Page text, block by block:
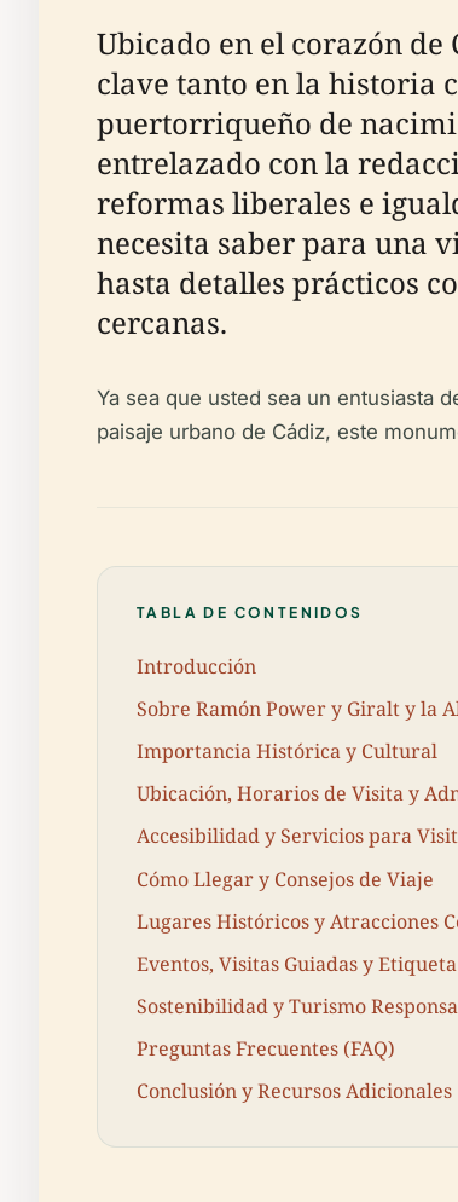
Ubicado en el corazón
clave tanto en la historia
puertorriqueño de
entrelazado con la
reformas liberales e
necesita saber para una
hasta detalles prácticos
cercanas.
Ya sea que usted sea un entusiasta
paisaje urbano de Cádiz, este
TABLA DE CONTENIDOS
Introducción
Sobre Ramón Power y Giralt y la
Importancia Histórica y Cultural
Ubicación, Horarios de Visita y
Accesibilidad y Servicios para
Cómo Llegar y Consejos de Viaje
Lugares Históricos y Atracciones
Eventos, Visitas Guiadas y
Sostenibilidad y Turismo
Preguntas Frecuentes (FAQ)
Conclusión y Recursos Adicionales